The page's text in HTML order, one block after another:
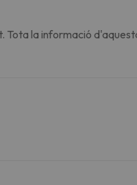
Tota la informació